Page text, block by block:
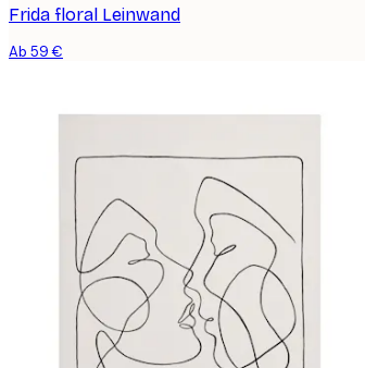
Frida floral Leinwand
Ab 59 €